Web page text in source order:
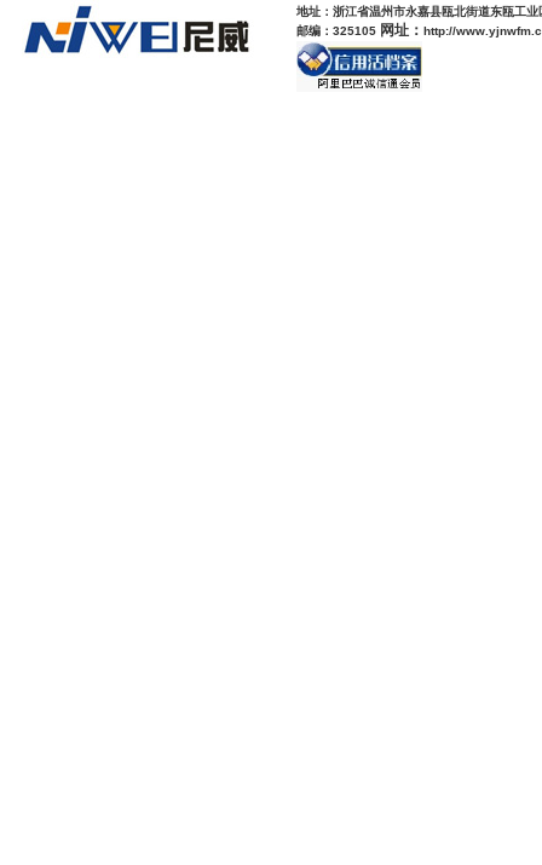
地址： 浙江省温州市永嘉县瓯北街道东瓯工业
邮编： 325105 网址： http://